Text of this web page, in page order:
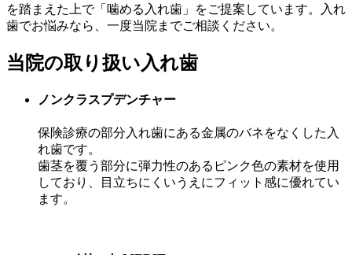
を踏まえた上で「噛める入れ歯」をご提案しています。入れ
歯でお悩みなら、一度当院までご相談ください。
当院の取り扱い入れ歯
ノンクラスプデンチャー
保険診療の部分入れ歯にある金属のバネをなくした入
れ歯です。
歯茎を覆う部分に弾力性のあるピンク色の素材を使用
しており、目立ちにくいうえにフィット感に優れてい
ます。